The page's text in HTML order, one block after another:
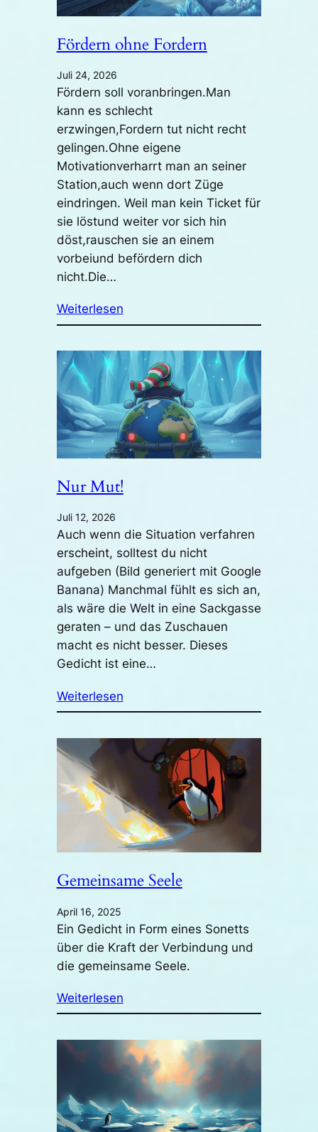
Fördern ohne Fordern
Juli 24, 2026
Fördern soll voranbringen.Man
kann es schlecht
erzwingen,Fordern tut nicht recht
gelingen.Ohne eigene
Motivationverharrt man an seiner
Station,auch wenn dort Züge
eindringen. Weil man kein Ticket für
sie löstund weiter vor sich hin
döst,rauschen sie an einem
vorbeiund befördern dich
nicht.Die…
Weiterlesen
Nur Mut!
Juli 12, 2026
Auch wenn die Situation verfahren
erscheint, solltest du nicht
aufgeben (Bild generiert mit Google
Banana) Manchmal fühlt es sich an,
als wäre die Welt in eine Sackgasse
geraten – und das Zuschauen
macht es nicht besser. Dieses
Gedicht ist eine…
Weiterlesen
Gemeinsame Seele
April 16, 2025
Ein Gedicht in Form eines Sonetts
über die Kraft der Verbindung und
die gemeinsame Seele.
Weiterlesen